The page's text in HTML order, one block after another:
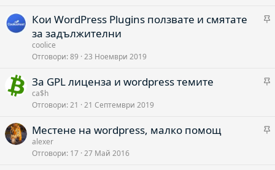
В
Кои WordPress Plugins ползвате и смятате
за задължителни
coolice
Отговори 89 23 Ноември 2019
В
о
За GPL лиценза и wordpress темите
ca$h
Отговори 21 21 Септември 2019
В
Местене на wordpress, малко помощ
alexer
Отговори 17 27 Май 2016